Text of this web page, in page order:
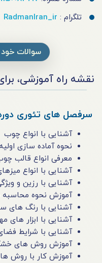
تلگرام : RadmanIran_ir
سوالات خود
نقشه راه آموزشی،
سرفصل های تئوری
آشنایی با انواع چوب
نحوه آماده سازی
معرفی انواع قالب
آشنایی با انواع
آشنایی با رزین و
آموزش نحوه محاسبه
آشنایی با رنگ های
آشنایی با ابزار های
آشنایی با شرایط
آموزش روش های
آموزش کار با روش